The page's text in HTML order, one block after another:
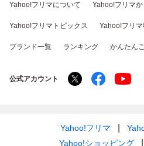
Yahoo!フリマについて Yahoo!フリマ
Yahoo!フリマトピックス Yahoo!フリ
ブランド一覧 ランキング かんたん
公式アカウント
Yahoo!フリマ
Yahoo!ショッピング